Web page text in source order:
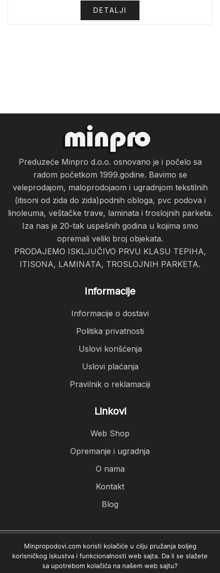
DETALJI
Preduzeće Minpro d.o.o. osnovano je i počelo sa
radom početkom 1999.godine. Bavimo se
veleprodajom, maloprodojaom i ugradnjom tekstilnih
(itisoni od zida do zida)podnih obloga, pvc podova i
linoleuma, veštačke trave, laminata i troslojnih parketa.
Iza nas je 20-tak uspešnih godina u kojima smo
opremali veliki broj objekata.
PRODAJEMO ISKLJUČIVO PRVU KLASU TEPIHA,
ITISONA, LAMINATA, TROSLOJNIH PARKETA.
Informacije
Informacije o dostavi
Politika privatnosti
Uslovi korišćenja
Uslovi plaćanja
Pravilnik o reklamaciji
Linkovi
Web Shop
Opremanje i ugradnja
O nama
Kontakt
Blog
Minpro podovi © 2026. Sva prava zadržana.
Izrada sajtaPCMAX Studio
Minpropodovi.com koristi kolačiće u cilju pružanja boljeg
korisničkog iskustva i funkcionalnosti web sajta. Da li se slažete
sa upotrebom kolačića na našem web sajtu?